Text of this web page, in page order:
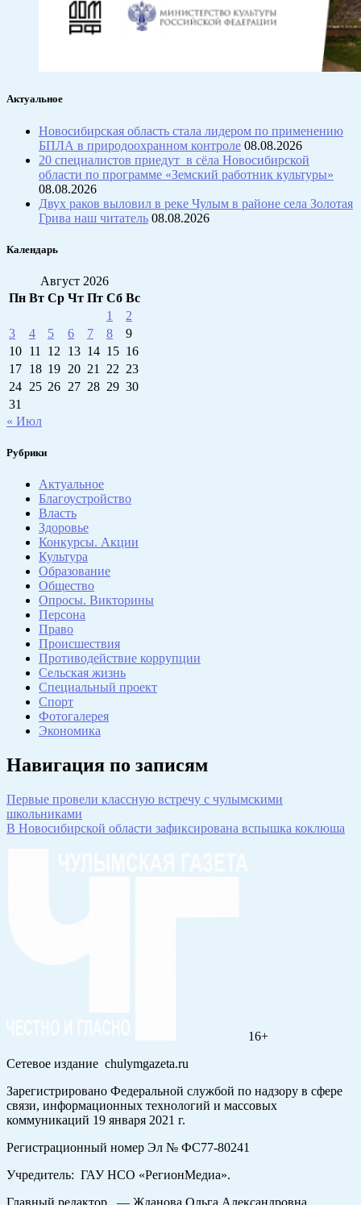
Актуальное
Новосибирская область стала лидером по применению
БПЛА в природоохранном контроле 08.08.2026
20 специалистов приедут в сёла Новосибирской
области по программе «Земский работник культуры»
08.08.2026
Двух раков выловил в реке Чулым в районе села Золотая
Грива наш читатель 08.08.2026
Календарь
Август 2026
Пн Вт Ср Чт Пт Сб Вс
1
2
3
4 5 6 7 8
9
10 11 12 13 14 15 16
17 18 19 20 21 22 23
24 25 26 27 28 29 30
31
« Июл
Рубрики
Актуальное
Благоустройство
Власть
Здоровье
Конкурсы. Акции
Культура
Образование
Общество
Опросы. Викторины
Персона
Право
Происшествия
Противодействие коррупции
Сельская жизнь
Специальный проект
Спорт
Фотогалерея
Экономика
Навигация по записям
Первые провели классную встречу с чулымскими
школьниками
В Новосибирской области зафиксирована вспышка коклюша
16+
Сетевое издание chulymgazeta.ru
Зарегистрировано Федеральной службой по надзору в сфере
связи, информационных технологий и массовых
коммуникаций 19 января 2021 г.
Регистрационный номер Эл № ФС77-80241
Учредитель: ГАУ НСО «РегионМедиа».
Главный редактор — Жданова Ольга Александровна.